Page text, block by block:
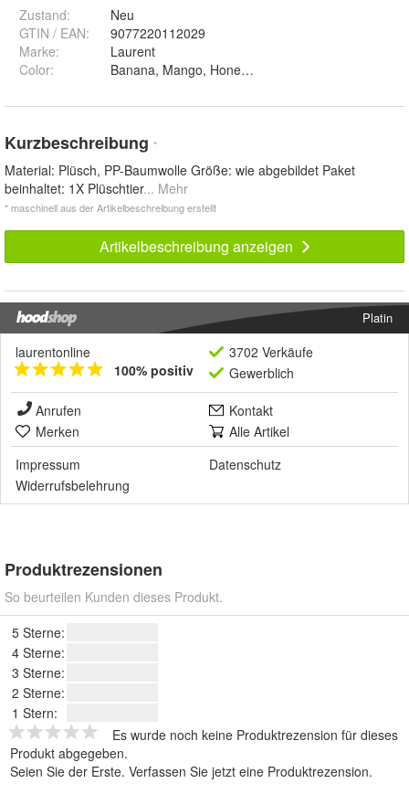
Zustand:
Neu
GTIN / EAN:
9077220112029
Marke:
Laurent
Color: Banana, Mango, Honeydew melon, Pineapple,
Kurzbeschreibung *
Material: Plüsch, PP-Baumwolle Größe: wie abgebildet Paket
beinhaltet: 1X Plüschtier... Mehr
* maschinell aus der Artikelbeschreibung erstellt
Artikelbeschreibung anzeigen
Platin
laurentonline
100% positiv
3702 Verkäufe
Gewerblich
Anrufen
Kontakt
Merken
Alle Artikel
Impressum
Datenschutz
Widerrufsbelehrung
Produktrezensionen
So beurteilen Kunden dieses Produkt.
5 Sterne:
4 Sterne:
3 Sterne:
2 Sterne:
1 Stern:
Es wurde noch keine Produktrezension für dieses
Produkt abgegeben.
Seien Sie der Erste. Verfassen Sie jetzt eine Produktrezension.